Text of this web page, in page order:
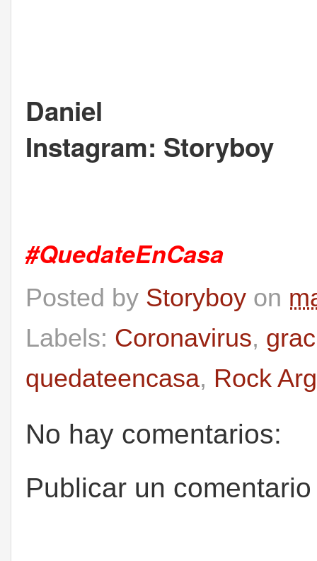
Daniel
Instagram: Storyboy
#QuedateEnCasa
Posted by Storyboy on
Labels: Coronavirus,
quedateencasa, Rock
No hay comentarios:
Publicar un comentario